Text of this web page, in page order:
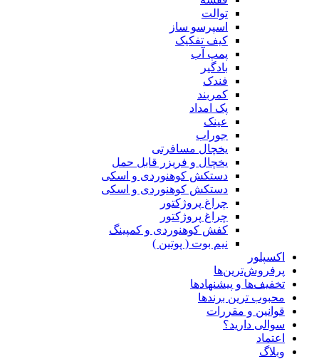
توالت
اسپرسو ساز
کیف تفکیک
پمپ آب
بادگیر
فندک
کمربند
پک امداد
عینک
جوراب
یخچال مسافرتی
یخچال و فریزر قابل حمل
دستکش کوهنوردی و اسکی
دستکش کوهنوردی و اسکی
چراغ پروژکتور
چراغ پروژکتور
کفش کوهنوردی و کمپینگ
نیم بوت ( پوتین )
اکسپلور
پرفروش‌ترین‌ها
تخفیف‌ها و پیشنهادها
محبوب ترین برندها
قوانین و مقررات
سوالی دارید؟
اعتماد
وبلاگ